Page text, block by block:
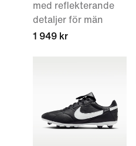
med reflekterande
detaljer för män
1 949 kr